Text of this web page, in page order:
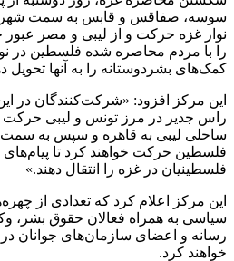
سوسه، صفاقس و قابس به سمت شهر
نوار غزه حرکت و از لیبی و مصر عبور
را با مردم محاصره شده فلسطین در
کمک‌های بشردوستانه را به آنها تحویل
این مرکز افزود: «شرکت‌کنندگان در
راس جدیر در مرز تونس و لیبی حرکت
ساحلی لیبی به قاهره و سپس به
فلسطین حرکت خواهند کرد تا
فلسطینیان در غزه را انتقال دهند.»
این مرکز اعلام کرد که تعدادی از
سیاسی به همراه فعالان حقوق بشر،
رسانه و اعضای سازمان‌های جوانان
خواهند کرد.